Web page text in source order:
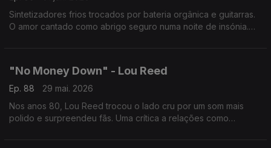
Sintetizadores frios trocados por bateria orgânica e guitarras.
O amor cantado como abrigo seguro numa noite de insónia.
"No Money Down" - Lou Reed
Ep. 88
29 mai. 2026
Nos anos 80, Lou Reed trocou o lado cru por um som mais
polido e surpreendeu fãs. Uma crítica a relações como